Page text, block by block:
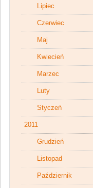
Lipiec
Czerwiec
Maj
Kwiecień
Marzec
Luty
Styczeń
2011
Grudzień
Listopad
Październik